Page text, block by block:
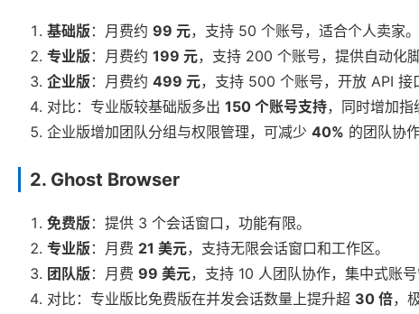
基础版：月费约 99 元，支持 50 个账号，适合个人卖家。
专业版：月费约 199 元，支持 200 个账号，提供自动化
企业版：月费约 499 元，支持 500 个账号，开放 API 接
对比：专业版较基础版多出 150 个账号支持，同时增加指
企业版增加团队分组与权限管理，可减少 40% 的团队协
2. Ghost Browser
免费版：提供 3 个会话窗口，功能有限。
专业版：月费 21 美元，支持无限会话窗口和工作区。
团队版：月费 99 美元，支持 10 人团队协作，集中式账号
对比：专业版比免费版在并发会话数量上提升超 30 倍，